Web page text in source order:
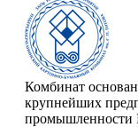
Комбинат
крупнейших
промышленности